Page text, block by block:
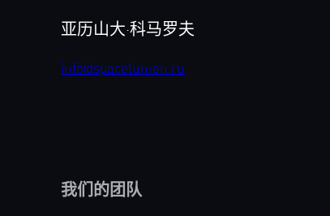
亚历山大·科马罗夫
info@spacelumen.ru
我们的团队